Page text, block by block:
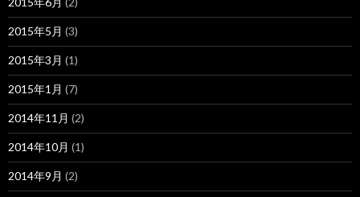
2015年5月 (3)
2015年3月 (1)
2015年1月 (7)
2014年11月 (2)
2014年10月 (1)
2014年9月 (2)